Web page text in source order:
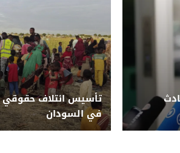
تأسيس ائتلاف حقوقي
في السودان